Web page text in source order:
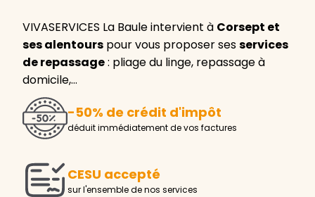
VIVASERVICES La Baule intervient à Corsept et
ses alentours pour vous proposer sesservices
de repassage: pliage du linge, repassage à
domicile,…
-50% de crédit d'impôt
déduit immédiatement de vos factures
CESU accepté
sur l'ensemble de nos services